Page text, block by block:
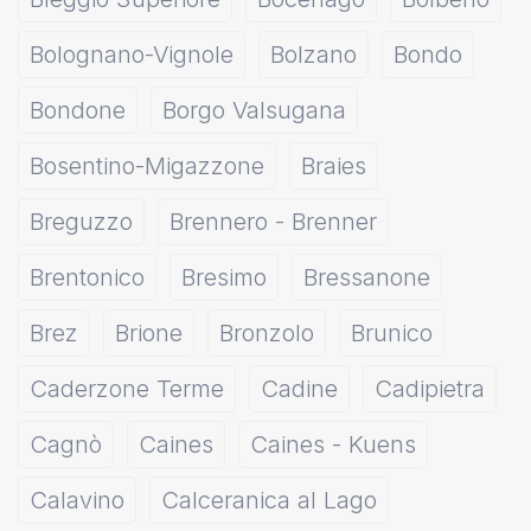
Bolognano-Vignole
Bolzano
Bondo
Bondone
Borgo Valsugana
Bosentino-Migazzone
Braies
Breguzzo
Brennero - Brenner
Brentonico
Bresimo
Bressanone
Brez
Brione Bronzolo
Brunico
Caderzone Terme
Cadine
Cadipietra
Cagnò
Caines
Caines - Kuens
Calavino
Calceranica al Lago